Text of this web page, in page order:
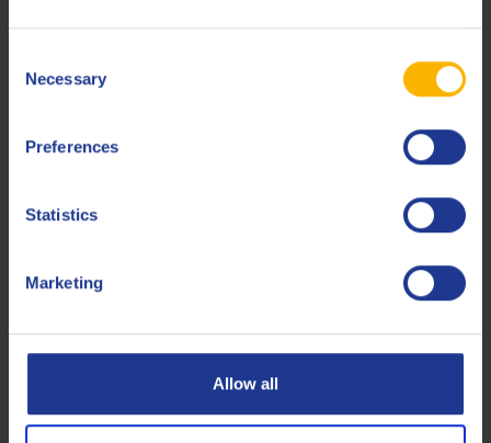
Selection
Necessary
Preferences
Statistics
Marketing
Allow all